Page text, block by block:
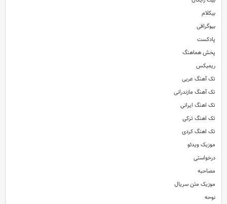
بیکلام
بیوگرافی
پادکست
پخش هماهنگ
ریمیکس
تک آهنگ عربی
تک آهنگ مازندرانی
تک اهنگ ایرانی
تک اهنگ ترکی
تک اهنگ کردی
موزیک ویدئو
درخواستی
مصاحبه
موزیک متن سریال
نوحه